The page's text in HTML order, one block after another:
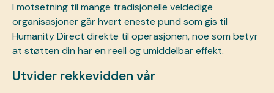
I motsetning til mange tradisjonelle veldedige
organisasjoner går hvert eneste pund som gis til
Humanity Direct direkte til operasjonen, noe som betyr
at støtten din har en reell og umiddelbar effekt.
Utvider rekkevidden vår